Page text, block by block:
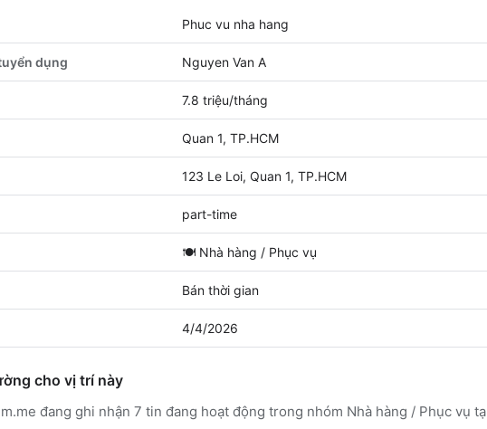
Phuc vu nha hang
dụng Nguyen Van A
7.8 triệu/tháng
Quan 1, TP.HCM
123 Le Loi, Quan 1, TP.HCM
part-time
🍽️ Nhà hàng / Phục vụ
Bán thời gian
4/4/2026
cho vị trí này
đang ghi nhận 7 tin đang hoạt động trong nhóm Nhà hàng / Phục vụ